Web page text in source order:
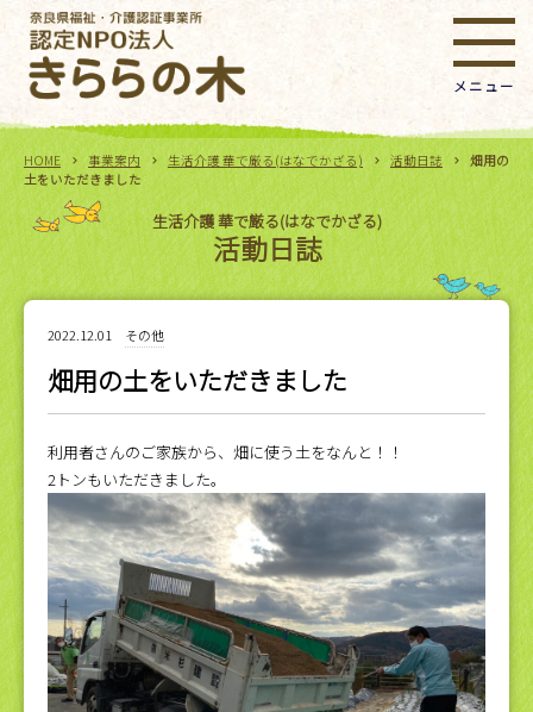
HOME 事業案内 生活介護 華で厳る(はなでかざる) 活動日誌
畑用の
土をいただきました
生活介護 華で厳る(はなでかざる)
活動日誌
2022.12.01 その他
畑用の土をいただきました
利用者さんのご家族から、畑に使う土をなんと！！
2トンもいただきました。